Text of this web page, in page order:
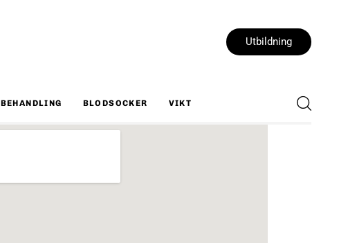
Utbildning
BEHANDLING BLODSOCKER VIKT